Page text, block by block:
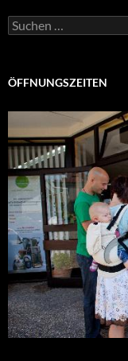
Suchen
nach:
ÖFFNUNGSZEITEN